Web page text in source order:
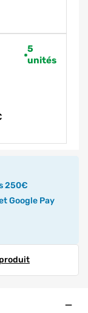
5
unités
250€
Google Pay